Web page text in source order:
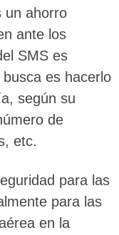
un ahorro
ante los
SMS es
es hacerlo
según su
de
etc.
para las
para las
en la